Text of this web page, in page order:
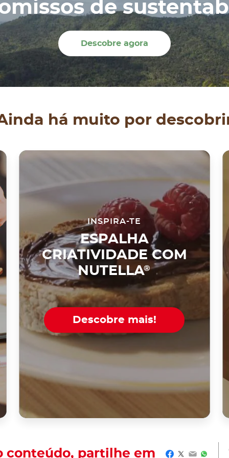
de
Descobre agora
há muito por
INSPIRA-TE
ESPALHA
CRIATIVIDADE COM
NUTELLA®
Descobre mais!
conteúdo, partilhe em Facebook
Twitter
Email